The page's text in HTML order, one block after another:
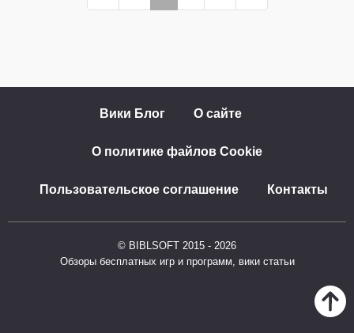
Вики Блог О сайте
О политике файлов Cookie
Пользовательское соглашение Контакты
© BIBLSOFT 2015 - 2026
Обзоры бесплатных игр и программ, вики статьи